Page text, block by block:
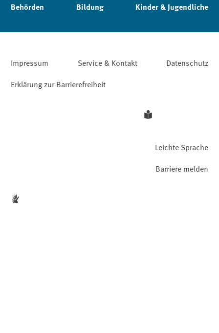
Behörden Bildung Kinder & Jugendliche
Impressum Service & Kontakt
Datenschutz
Erklärung zur Barrierefreiheit
Leichte Sprache
Barriere melden